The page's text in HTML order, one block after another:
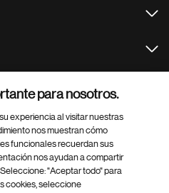
para nosotros.
experiencia al visitar nuestras
nos muestran cómo
funcionales recuerdan sus
nos ayudan a compartir
"Aceptar todo" para
cookies, seleccione